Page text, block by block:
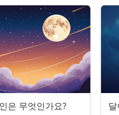
은 무엇인가요?